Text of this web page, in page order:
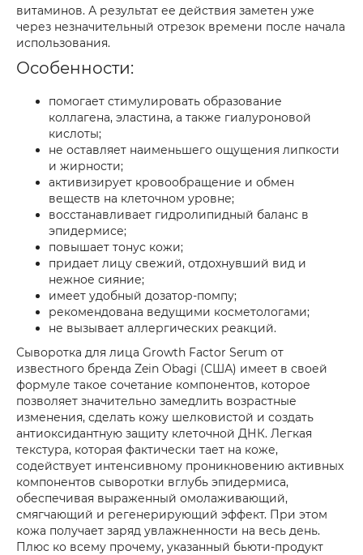
витаминов. А результат ее действия заметен уже
через незначительный отрезок времени после начала
использования.
Особенности:
помогает стимулировать образование
коллагена, эластина, а также гиалуроновой
кислоты;
не оставляет наименьшего ощущения липкости
и жирности;
активизирует кровообращение и обмен
веществ на клеточном уровне;
восстанавливает гидролипидный баланс в
эпидермисе;
повышает тонус кожи;
придает лицу свежий, отдохнувший вид и
нежное сияние;
имеет удобный дозатор-помпу;
рекомендована ведущими косметологами;
не вызывает аллергических реакций.
Сыворотка для лица Growth Factor Serum от
известного бренда Zein Obagi (США) имеет в своей
формуле такое сочетание компонентов, которое
позволяет значительно замедлить возрастные
изменения, сделать кожу шелковистой и создать
антиоксидантную защиту клеточной ДНК. Легкая
текстура, которая фактически тает на коже,
содействует интенсивному проникновению активных
компонентов сыворотки вглубь эпидермиса,
обеспечивая выраженный омолаживающий,
смягчающий и регенерирующий эффект. При этом
кожа получает заряд увлажненности на весь день.
Плюс ко всему прочему, указанный бьюти-продукт